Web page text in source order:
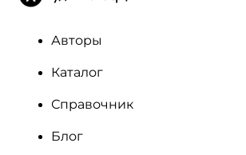
Авторы
Каталог
Справочник
Блог